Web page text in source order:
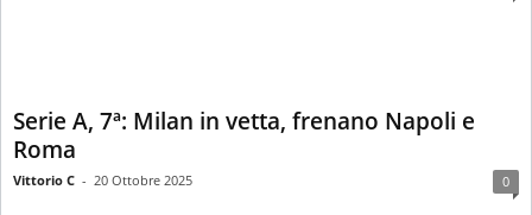
Serie A, 7ª: Milan in vetta, frenano Napoli e
Roma
Vittorio C - 20 Ottobre 2025 0